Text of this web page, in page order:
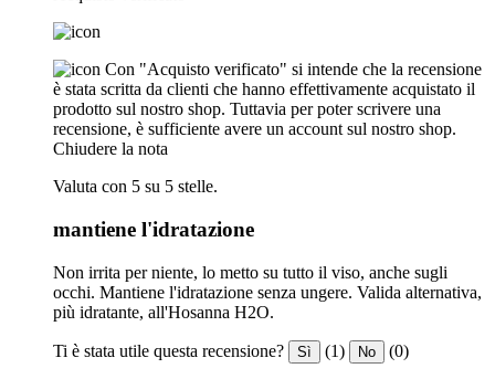
Con "Acquisto verificato" si intende che la recensione
è stata scritta da clienti che hanno effettivamente acquistato il
prodotto sul nostro shop. Tuttavia per poter scrivere una
recensione, è sufficiente avere un account sul nostro shop.
Chiudere la nota
Valuta con 5 su 5 stelle.
mantiene l'idratazione
Non irrita per niente, lo metto su tutto il viso, anche sugli
occhi. Mantiene l'idratazione senza ungere. Valida alternativa,
più idratante, all'Hosanna H2O.
Ti è stata utile questa recensione? Sì (1) No (0)